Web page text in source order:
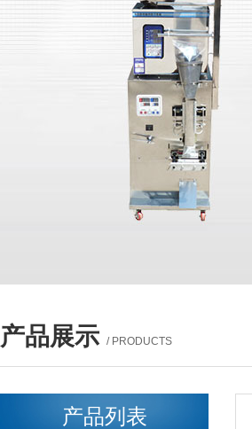
产品展示 / PRODUCTS
产品列表